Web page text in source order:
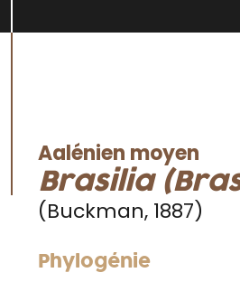
Aalénien moyen
Brasilia
(Buckman, 1887)
Phylogénie